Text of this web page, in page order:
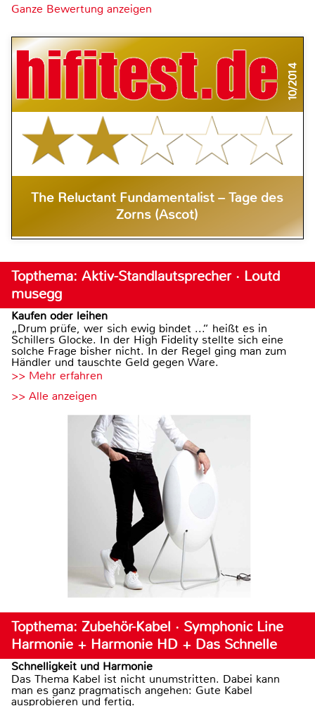
Ganze Bewertung anzeigen
10/2014
The Reluctant Fundamentalist – Tage des
Zorns (Ascot)
Topthema: Aktiv-Standlautsprecher · Loutd
musegg
Kaufen oder leihen
„Drum prüfe, wer sich ewig bindet ...“ heißt es in
Schillers Glocke. In der High Fidelity stellte sich eine
solche Frage bisher nicht. In der Regel ging man zum
Händler und tauschte Geld gegen Ware.
>> Mehr erfahren
>> Alle anzeigen
Topthema: Zubehör-Kabel · Symphonic Line
Harmonie + Harmonie HD + Das Schnelle
Schnelligkeit und Harmonie
Das Thema Kabel ist nicht unumstritten. Dabei kann
man es ganz pragmatisch angehen: Gute Kabel
ausprobieren und fertig.